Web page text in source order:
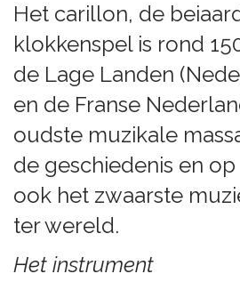
Het carillon, de
klokkenspel is rond
de Lage Landen
en de Franse
oudste muzikale
de geschiedenis en
ook het zwaarste
ter wereld.
Het instrument